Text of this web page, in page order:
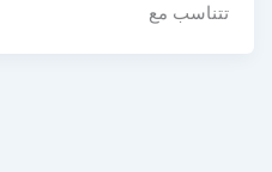
تتناسب مع